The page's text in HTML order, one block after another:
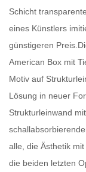
Schicht
eines Künstlers
günstigeren
American Box mit
Motiv auf
Lösung in neuer
Strukturleinwand
alle, die Ästhetik
die beiden letzten